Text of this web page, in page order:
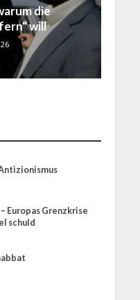
die
will
Europas Grenzkrise
schuld